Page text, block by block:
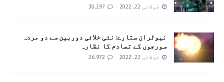
جولائی 22, 2022 30,197
نیوٹران ستارے: نئی خلائی دوربین سے دو مردہ
سورجوں کے تصادم کا نظارہ
جولائی 22, 2022 26,972